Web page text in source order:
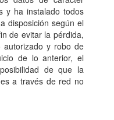
y ha instalado todos
disposición según el
de evitar la pérdida,
autorizado y robo de
de lo anterior, el
de que la
a través de red no